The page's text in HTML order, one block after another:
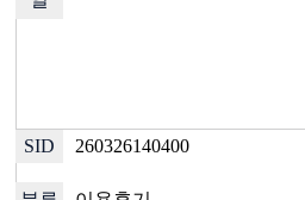
260326140400